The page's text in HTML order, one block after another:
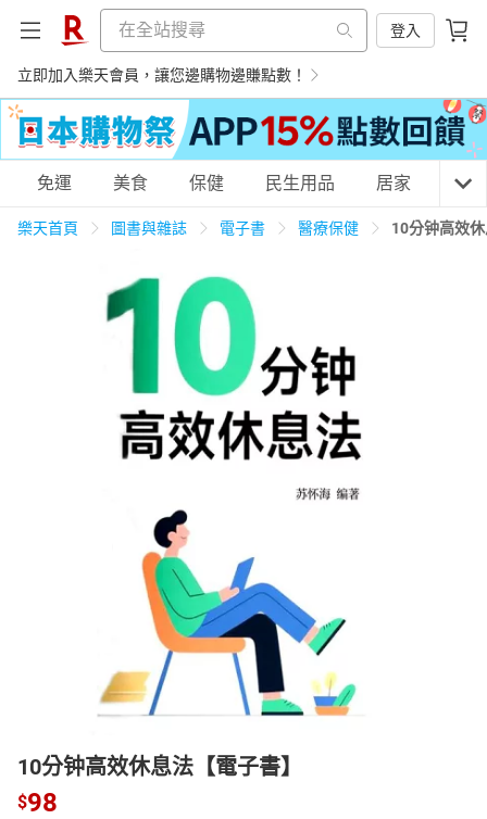
登入
立即加入樂天會員，讓您邊購物邊賺點數！
購物網分類
美食蛋糕
3C家電 運動休閒
電子/紙本書
HOT
免運 美食 保健 民生用品 居家 3C
樂天首頁 圖書與雜誌 電子書 醫療保健 10分钟高效
10分钟高效休息法【電子書】
$98